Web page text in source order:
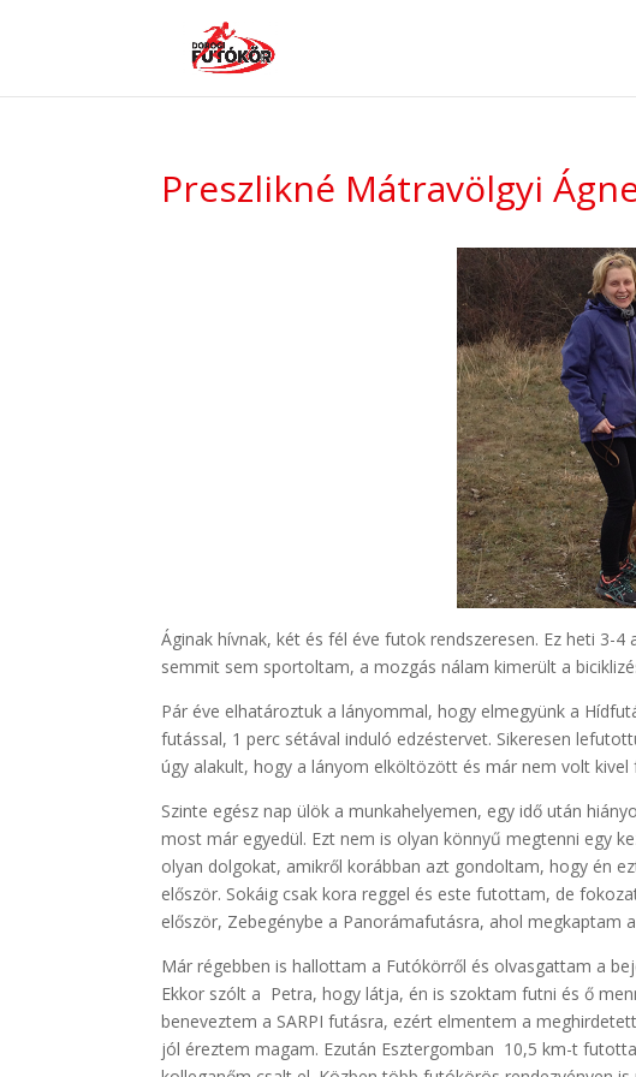
Preszlikné Mátravölgyi
Áginak hívnak, két és fél éve futok rendszeresen. Ez heti 3-
semmit sem sportoltam, a mozgás nálam kimerült a
Pár éve elhatároztuk a lányommal, hogy elmegyünk a
futással, 1 perc sétával induló edzéstervet. Sikeresen
úgy alakult, hogy a lányom elköltözött és már nem volt kivel
Szinte egész nap ülök a munkahelyemen, egy idő után
most már egyedül. Ezt nem is olyan könnyű megtenni egy
olyan dolgokat, amikről korábban azt gondoltam, hogy én
először. Sokáig csak kora reggel és este futottam, de
először, Zebegénybe a Panorámafutásra, ahol
Már régebben is hallottam a Futókörről és olvasgattam a
Ekkor szólt a Petra, hogy látja, én is szoktam futni és ő
beneveztem a SARPI futásra, ezért elmentem a
jól éreztem magam. Ezután Esztergomban 10,5 km-t